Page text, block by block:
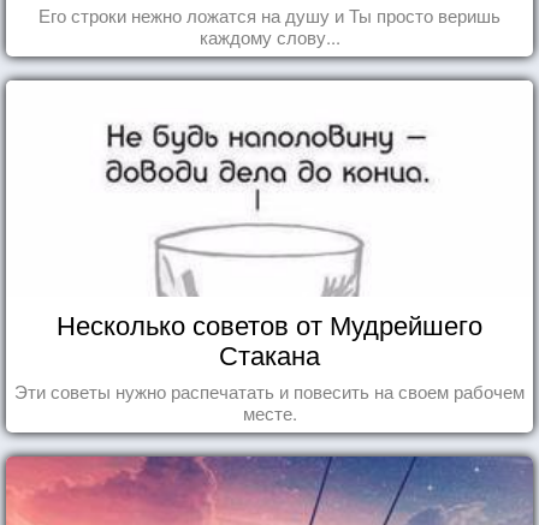
Его строки нежно ложатся на душу и Ты просто веришь
каждому слову...
Несколько советов от Мудрейшего
Стакана
Эти советы нужно распечатать и повесить на своем рабочем
месте.